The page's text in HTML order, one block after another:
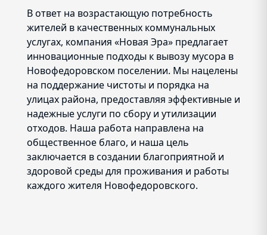
В ответ на возрастающую потребность
жителей в качественных коммунальных
услугах, компания «Новая Эра» предлагает
инновационные подходы к вывозу мусора в
Новофедоровском поселении. Мы нацелены
на поддержание чистоты и порядка на
улицах района, предоставляя эффективные и
надежные услуги по сбору и утилизации
отходов. Наша работа направлена на
общественное благо, и наша цель
заключается в создании благоприятной и
здоровой среды для проживания и работы
каждого жителя Новофедоровского.